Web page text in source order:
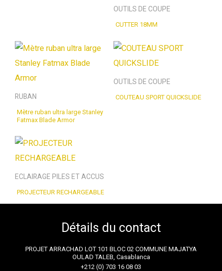
OUTILS DE COUPE
CUTTER 18MM
RUBAN
Mètre ruban ultra large Stanley
Fatmax Blade Armor
OUTILS DE COUPE
COUTEAU SPORT QUICKSLIDE
ECLAIRAGE PILES ET ACCUS
PROJECTEUR RECHARGEABLE
Détails du contact
PROJET ARRACHAD LOT 101 BLOC 02 COMMUNE MAJATYA
OULAD TALEB, Casablanca
+212 (0) 703 16 08 03